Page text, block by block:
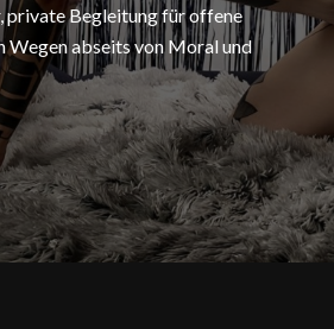
private Begleitung für offene
Wegen abseits von Moral und